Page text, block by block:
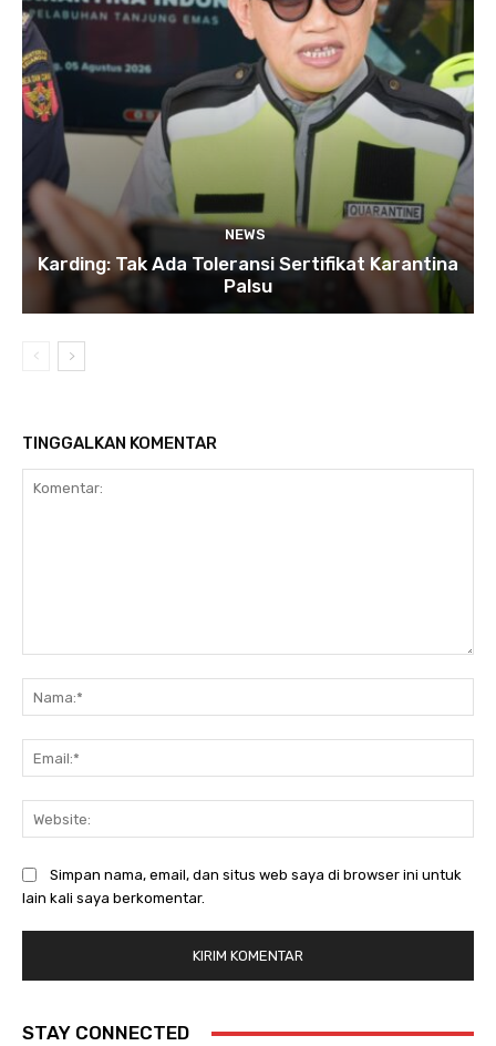
NEWS
Karding: Tak Ada Toleransi Sertifikat Karantina
Palsu
TINGGALKAN KOMENTAR
Simpan nama, email, dan situs web saya di browser ini untuk
lain kali saya berkomentar.
STAY CONNECTED